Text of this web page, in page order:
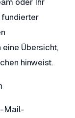
fundierter
Übersicht,
hinweist.
Mail-